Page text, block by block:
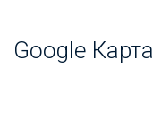
Google Карта